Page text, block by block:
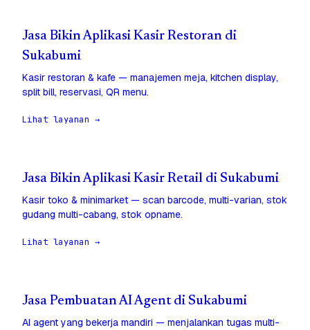
Jasa Bikin Aplikasi Kasir Restoran di
Sukabumi
Kasir restoran & kafe — manajemen meja, kitchen display,
split bill, reservasi, QR menu.
Lihat layanan →
Jasa Bikin Aplikasi Kasir Retail di Sukabumi
Kasir toko & minimarket — scan barcode, multi-varian, stok
gudang multi-cabang, stok opname.
Lihat layanan →
Jasa Pembuatan AI Agent di Sukabumi
AI agent yang bekerja mandiri — menjalankan tugas multi-